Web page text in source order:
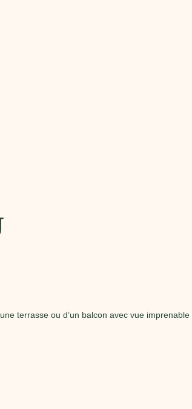
terrasse ou d’un balcon avec vue imprenable